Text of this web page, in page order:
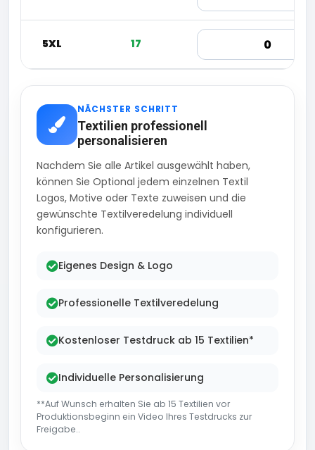
5XL 17
NÄCHSTER SCHRITT
Textilien professionell
personalisieren
Nachdem Sie alle Artikel ausgewählt haben,
können Sie Optional jedem einzelnen Textil
Logos, Motive oder Texte zuweisen und die
gewünschte Textilveredelung individuell
konfigurieren.
Eigenes Design & Logo
Professionelle Textilveredelung
Kostenloser Testdruck ab 15 Textilien*
Individuelle Personalisierung
**Auf Wunsch erhalten Sie ab 15 Textilien vor
Produktionsbeginn ein Video Ihres Testdrucks zur
Freigabe..